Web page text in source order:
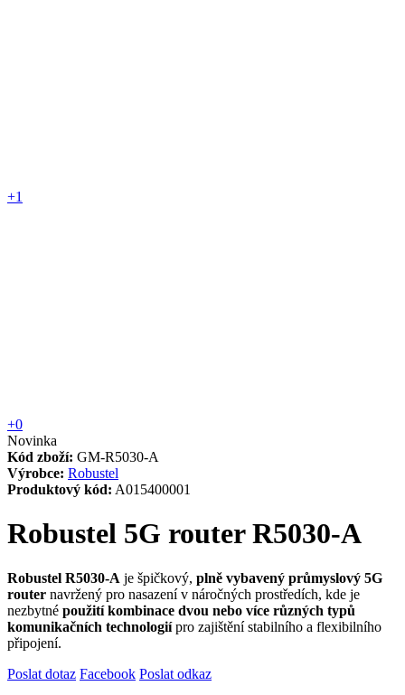
+1
+0
Novinka
Kód zboží: GM-R5030-A
Výrobce: Robustel
Produktový kód: A015400001
Robustel 5G router R5030-A
Robustel R5030-A je špičkový, plně vybavený průmyslový 5G
router navržený pro nasazení v náročných prostředích, kde je
nezbytné použití kombinace dvou nebo více různých typů
komunikačních technologiípro zajištění stabilního a flexibilního
připojení.
Poslat dotaz Facebook Poslat odkaz